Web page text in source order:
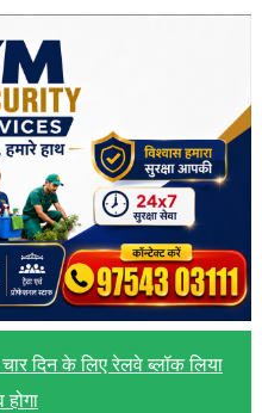
दिन के लिए रेलवे ब्लॉक लिया